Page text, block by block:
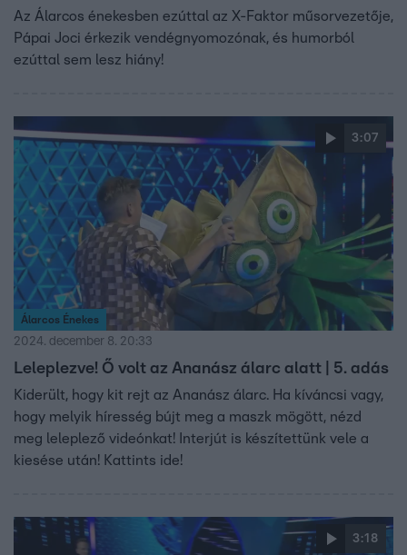
Az Álarcos énekesben ezúttal az X-Faktor műsorvezetője,
Pápai Joci érkezik vendégnyomozónak, és humorból
ezúttal sem lesz hiány!
3:07
Álarcos Énekes
2024. december 8. 20:33
Leleplezve! Ő volt az Ananász álarc alatt | 5. adás
Kiderült, hogy kit rejt az Ananász álarc. Ha kíváncsi vagy,
hogy melyik híresség bújt meg a maszk mögött, nézd
meg leleplező videónkat! Interjút is készítettünk vele a
kiesése után! Kattints ide!
3:18